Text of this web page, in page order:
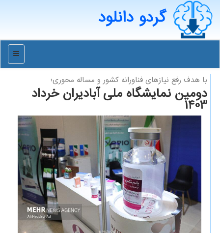
گردو دانلود
منو
با هدف رفع نیازهای فناورانه كشور و مساله محوری؛
دومین نمایشگاه ملی آبادیران خرداد
1403